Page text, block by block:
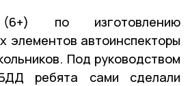
(6+) по изготовлению
элементов автоинспекторы
Под руководством
ребята сами сделали